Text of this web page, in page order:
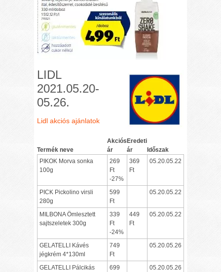
LIDL
2021.05.20-
05.26.
Lidl akciós ajánlatok
Termék neve
Akciós
ár
Eredeti
ár
Időszak
PIKOK Morva sonka
100g
269
Ft
-27%
369
Ft
05.20.05.22
PICK Pickolino virsli
280g
599
Ft
05.20.05.22
MILBONA Ömlesztett
sajtszeletek 300g
339
Ft
-24%
449
Ft
05.20.05.22
GELATELLI Kávés
jégkrém 4*130ml
749
Ft
05.20.05.26
GELATELLI Pálcikás
699
05.20.05.26